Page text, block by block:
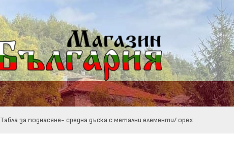
Табла за поднасяне- средна дъска с метални елементи/ орех